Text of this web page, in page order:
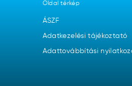
Oldal térkép
ÁSZF
Adatkezelési tájékoztató
Adattovábbítási